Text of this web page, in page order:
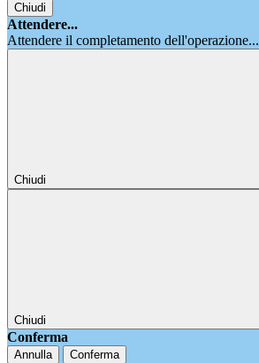
Chiudi
Attendere...
Attendere il completamento dell'operazione...
Chiudi
Chiudi
Conferma
Annulla Conferma